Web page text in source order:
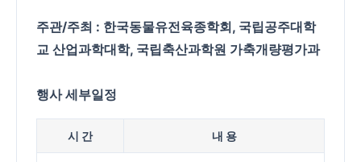
주관/주최 : 한국동물유전육종학회, 국립공주대학
교 산업과학대학, 국립축산과학원 가축개량평가과
행사 세부일정
시 간 내 용